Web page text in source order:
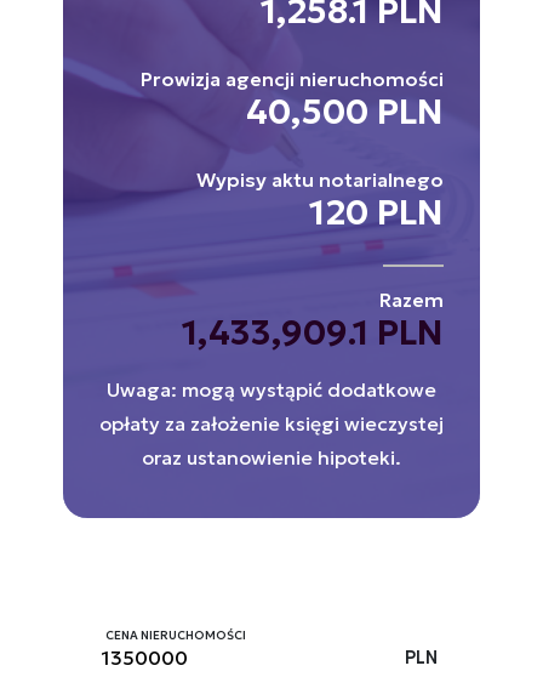
1,258.1 PLN
Prowizja agencji nieruchomości
40,500 PLN
Wypisy aktu notarialnego
120 PLN
Razem
1,433,909.1 PLN
Uwaga: mogą wystąpić dodatkowe
opłaty za założenie księgi wieczystej
oraz ustanowienie hipoteki.
CENA NIERUCHOMOŚCI
PLN